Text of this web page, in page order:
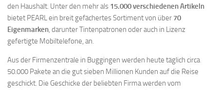
den Haushalt. Unter den mehr als 15.000 verschiedenen Artikeln
bietet PEARL ein breit gefächertes Sortiment von über 70
Eigenmarken, darunter Tintenpatronen oder auch in Lizenz
gefertigte Mobiltelefone, an.
Aus der Firmenzentrale in Buggingen werden heute täglich circa
50.000 Pakete an die gut sieben Millionen Kunden auf die Reise
geschickt. Die Geschicke der beliebten Firma werden vom